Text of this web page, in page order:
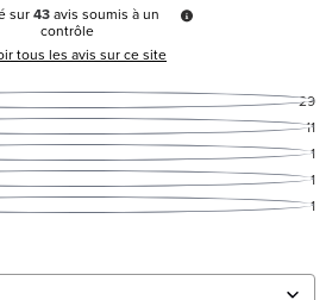
sur43avis soumis à un
contrôle
tous les avis sur ce site
29
11
1
1
1